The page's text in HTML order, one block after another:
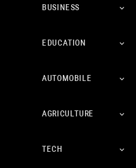
BUSINESS
EDUCATION
AUTOMOBILE
AGRICULTURE
TECH